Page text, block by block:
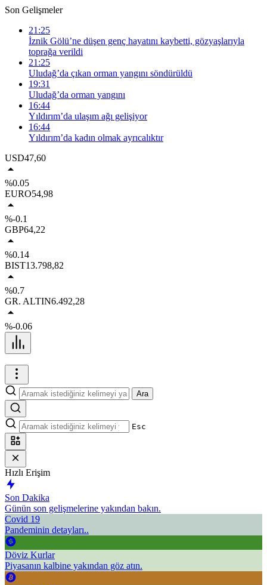
Son Gelişmeler
21:25
İznik Gölü’ne düşen genç hayatını kaybetti, gözyaşlarıyla
toprağa verildi
21:25
Uludağ’da çıkan orman yangını söndürüldü
19:31
Uludağ’da orman yangını
16:44
Yıldırım’da ulaşım ağı gelişiyor
16:44
Yıldırım’da kadın olmak ayrıcalıktır
USD47,60
%0.05
EURO54,98
%-0.1
GBP64,22
%0.14
BIST13.798,82
%0.7
GR. ALTIN6.492,28
%-0.06
Ara
Esc
Hızlı Erişim
Son Dakika
Günün son gelişmelerine yakından bakın.
Covid 19
Pandeminin detayları..
Döviz Kurlar
Piyasanın kalbine yakından göz atın.